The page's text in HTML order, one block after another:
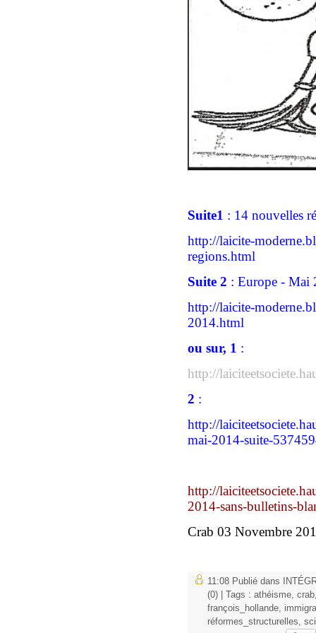
Suite1 : 14 nouvelles
http://laicite-
regions.html
Suite 2 : Europe - Mai
http://laicite-
2014.html
ou sur, 1 :
http://
2 :
http://
mai-2014-suite-
http://
2014-sans-bulletins-
Crab 03 Novembre
11:08 Publié dans
(0) | Tags : athéisme crab
françois_hollande
réformes_structurelles